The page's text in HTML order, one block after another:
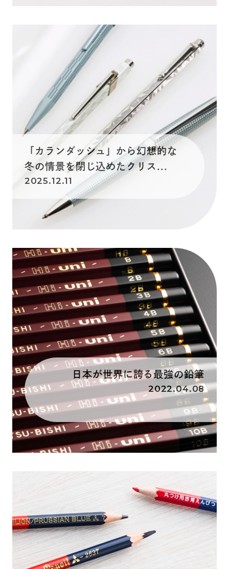
「カランダッシュ」から幻想的な
冬の情景を閉じ込めたクリス...
2025.12.11
日本が世界に誇る最強の鉛筆
2022.04.08